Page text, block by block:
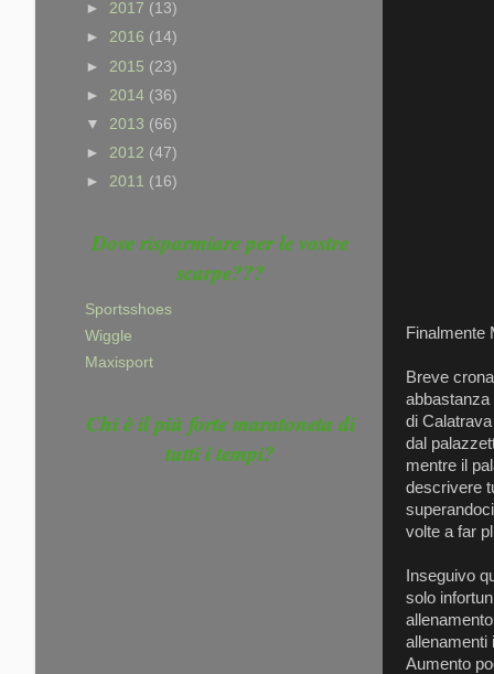
Finalmente
Breve
di
dal
mentre il
descrivere
volte a far
Inseguivo
solo
allenamenti
Aumento
► 2017 (13)
► 2016 (14)
► 2015 (23)
► 2014 (36)
▼ 2013 (66)
► 2012 (47)
► 2011 (16)
Dove risparmiare per le vostre
scarpe???
Sportsshoes
Wiggle
Maxisport
Chi è il più forte maratoneta di
tutti i tempi?